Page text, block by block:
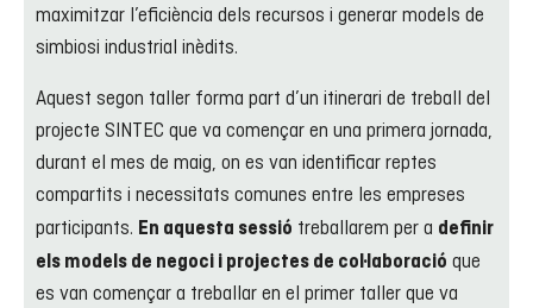
maximitzar l’eficiència dels recursos i generar models de
simbiosi industrial inèdits.
Aquest segon taller forma part d’un itinerari de treball del
projecte SINTEC que va començar en una primera jornada,
durant el mes de maig, on es van identificar reptes
compartits i necessitats comunes entre les empreses
participants. En aquesta sessió treballarem per a definir
els models de negoci i projectes de col·laboració que
es van començar a treballar en el primer taller que va